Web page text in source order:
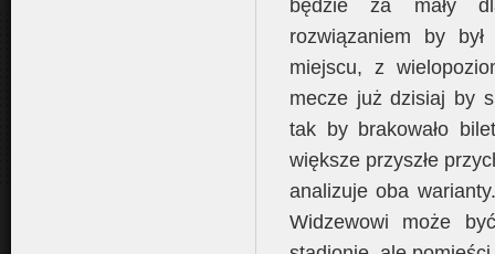
będzie za mały
rozwiązaniem by
miejscu, z
mecze już dzisiaj by
tak by brakowało
większe przyszłe
analizuje oba
Widzewowi może